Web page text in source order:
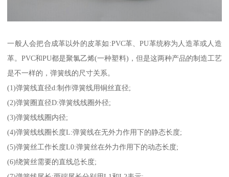
一般人会把合成革以外的皮革如:PVC革、PU革统称为人造革或人造
革。PVC和PU都是聚氯乙烯(一种塑料)，但是这两种产品的制造工艺
是不一样的，弹簧线的尺寸关系。
(1)弹簧线直径d:制作弹簧线用铜丝直径;
(2)弹簧圈直径D:弹簧线线圈外径;
(3)弹簧线线圈内径;
(4)弹簧线线圈长度L:弹簧线在无外力作用下的静态长度;
(5)弹簧丝工作长度L0:弹簧丝在外力作用下的动态长度;
(6)绕簧丝需要的直线总长度;